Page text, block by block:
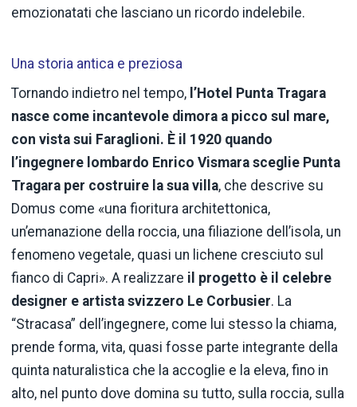
emozionatati che lasciano un ricordo indelebile.
Una storia antica e preziosa
Tornando indietro nel tempo, l’Hotel Punta Tragara
nasce come incantevole dimora a picco sul mare,
con vista sui Faraglioni. È il 1920 quando
l’ingegnere lombardo Enrico Vismara sceglie Punta
Tragara per costruire la sua villa, che descrive su
Domus come «una fioritura architettonica,
un’emanazione della roccia, una filiazione dell’isola, un
fenomeno vegetale, quasi un lichene cresciuto sul
fianco di Capri». A realizzare il progetto è il celebre
designer e artista svizzero Le Corbusier. La
“Stracasa” dell’ingegnere, come lui stesso la chiama,
prende forma, vita, quasi fosse parte integrante della
quinta naturalistica che la accoglie e la eleva, fino in
alto, nel punto dove domina su tutto, sulla roccia, sulla